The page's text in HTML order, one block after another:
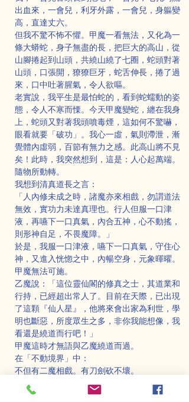
出血來，一會兒，利牙外露，一會兒，身軀變
高，直達丈六。
但我不驚不怖不懼。甲魔一看無法，又化為一
條大蟒蛇，身子無盡的長，把巨大的高山，從
山腳捲起到山頭，共繞山繞了七圈，蛇頭對著
山頭，口張開，獠獠巨牙，蛇舌伸長，捲了過
來，口中吐著腥氣，令人欲嘔。
老實說，我平生是最怕蛇的，看到蛇蠕動的姿
態，令人不寒而慄。今天甲魔變蛇，纏在我身
上，蛇頭又對著我頭噴毒煙，這如何不驚嚇，
眼看就要「破功」。我心一虛，氣則滯泄，漸
覺體內虛弱，百節有無力之感。此高山將不見
矣！此時，我突然想到，這是：人心起萬端。
隨物所動轉。
我想到清真道長之言：
「人內修未成之時，諸魔亦來相戲，勿謂道法
無效，實功力未達真理也。行人但服一口津
液，再嚥下一口真氣，內合五神，心不動搖，
則形神自足，不畏魔障。」
於是，我服一口津液，嚥下一口真氣，守住心
神，又進入恍惚之中，內暢空身，元象暉曜。
甲魔無法可施。
乙魔說：「這位靈仙閣的修真之士，其道業和
行持，已經超出常人了。目前在天際，已出現
了這顆『仙人星』，他將來會出家為利世，學
明也斷惡，所度眾生之多，非你我能想像，我
看還是繞道而行吧！」
甲魔這時才無語與乙魔繞道而過。
在「不動境界」中：
不但有二魔相戲。有刀劍砍不壞。
更有三位大力鬼王，用繩索來綁「山」，但三
位大力鬼王也都扛它不動。